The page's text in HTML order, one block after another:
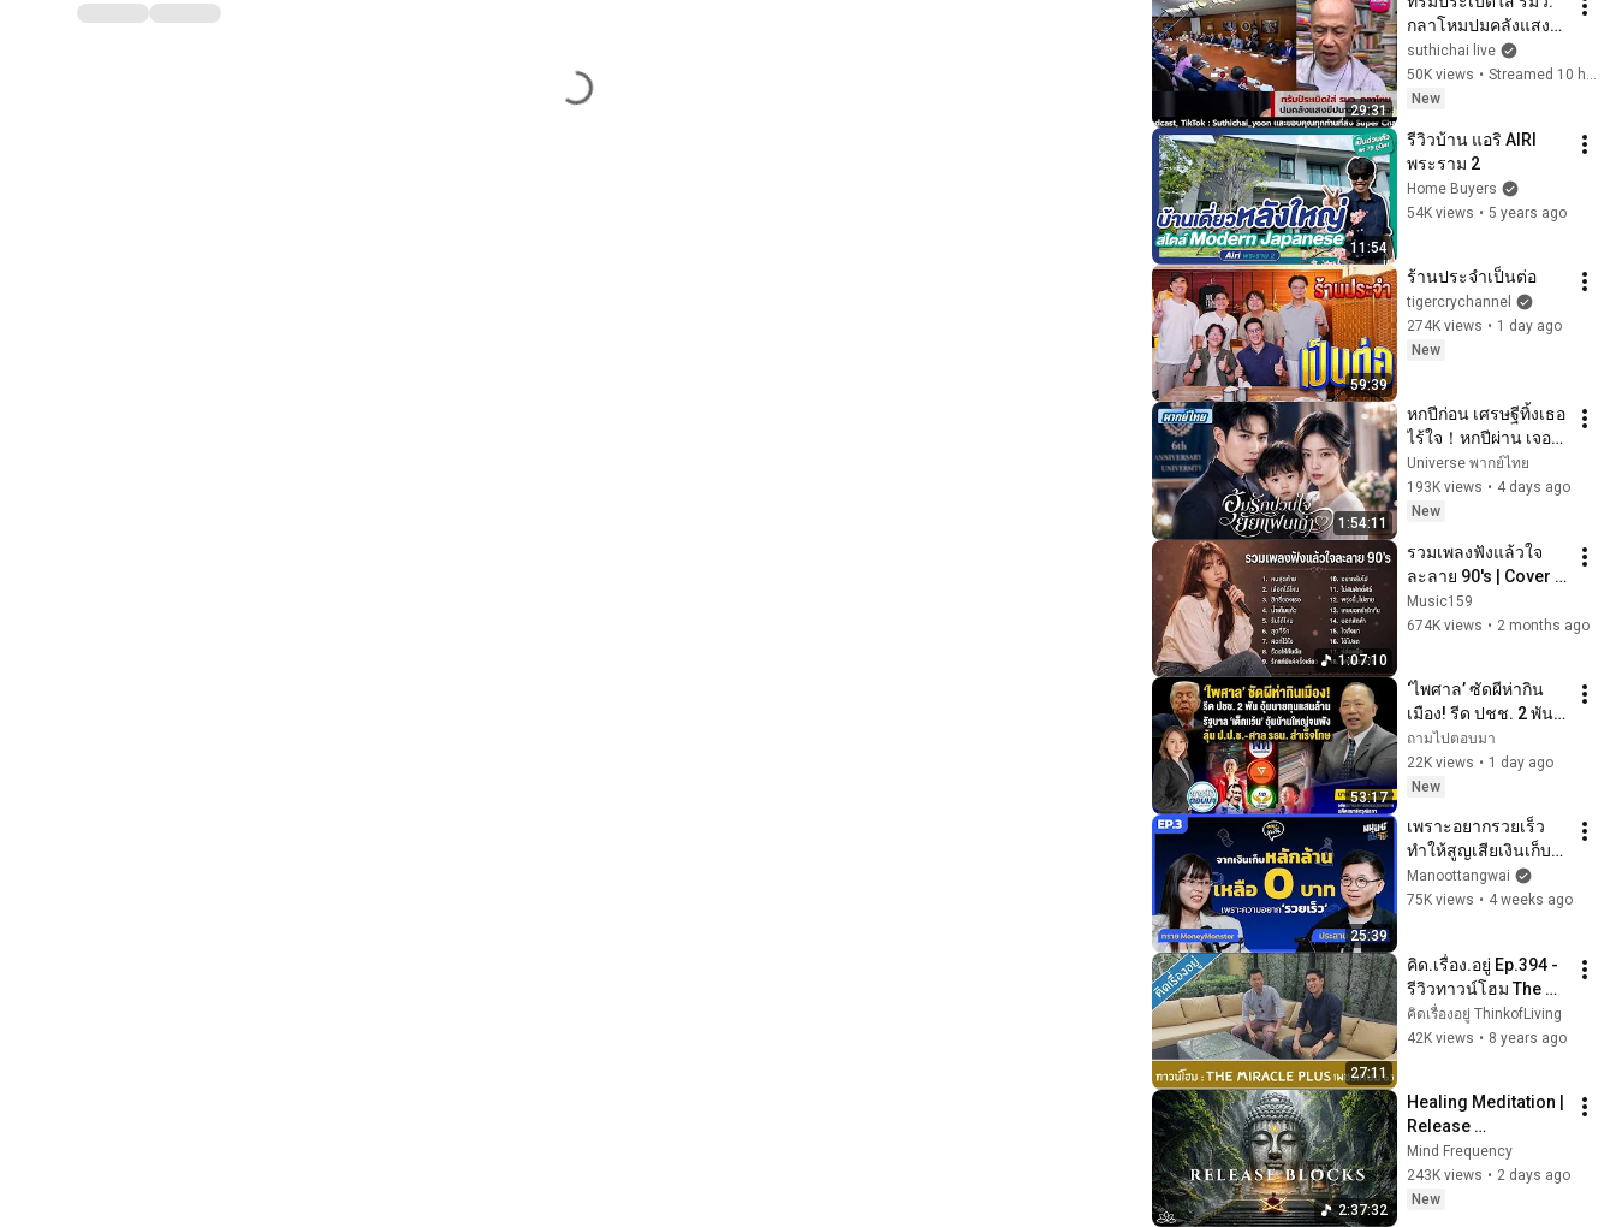
29:31
กลาโหมปมคลังแสง
ขีปนาวุธร่อยหรอ!
Suthichai Live 6-8-
2569
suthichai live
50K views •
Streamed 10 hours ago
New
11:54
รีวิวบ้าน แอริ AIRI
พระราม 2
Home Buyers
54K views • 5 years ago
59:39
ร้านประจำเป็นต่อ
tigercrychannel
274K views • 1 day ago
New
1:54:11
หกปีก่อน เศรษฐีทิ้งเธอ
ไร้ใจ！หกปีผ่าน เจอ
กัน เขาเยาะเย้ย แต่
เมื่อเห็นลูกเธอ กลับ
ร้องไห้！#พากย์ไทย
Universe พากย์ไทย
193K views • 4 days ago
New
1:07:10
รวมเพลงฟังแล้วใจ
ละลาย 90's | Cover
Version
Music159
674K views • 2 months ago
53:17
‘ไพศาล’ ซัดผีห่ากิน
เมือง! รีด ปชช. 2 พัน
อุ้มนายทุนแสนล้าน
รัฐบาล ‘เด็กแว้น’ อุ้ม
บ้านใหญ่จนพัง
ถามไปตอบมา
22K views • 1 day ago
New
25:39
เพราะอยากรวยเร็ว
ทำให้สูญเสียเงินเก็บ
หลักล้าน คุย
กับ“ทราย-โศธิดา"
Manoottangwai
75K views • 4 weeks ago
27:11
คิด.เรื่อง.อยู่ Ep.394 -
รีวิวทาวน์โฮม The
Miracle Plus
เพชรเกษม 63
คิดเรื่องอยู่ ThinkofLiving
42K views • 8 years ago
2:37:32
Healing Meditation |
Release
Subconscious
Blocks, Cleanse
Negative Energy &
Mind Frequency
243K views • 2 days ago
New